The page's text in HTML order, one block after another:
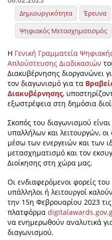
Δημιουργικότητα Έρευνα
Ψηφιακός Μετασχηματισμός
Η Γενική Γραμματεία
Απλούστευσης Διαδικασιών
Διακυβέρνησης διοργανώνει
τον διαγωνισμό για τα
Διακυβέρνησης,
εξωστρέφεια στη δημόσια
Σκοπός του διαγωνισμού
υπαλλήλων και λειτουργών,
μέσω των ενεργειών και των
μετασχηματισμό και τον
Διοίκησης στη χώρα μας.
Οι ενδιαφερόμενοι φορείς
υπάλληλοι ή λειτουργοί
την 15η Φεβρουαρίου 2023
πλατφόρμα
να ενημερωθούν αναλυτικά
διαγωνισμού.